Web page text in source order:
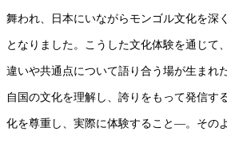
舞われ、日本にいながらモンゴル文化を深
となりました。こうした文化体験を通じて
違いや共通点について語り合う場が生まれ
自国の文化を理解し、誇りをもって発信す
化を尊重し、実際に体験すること―。その